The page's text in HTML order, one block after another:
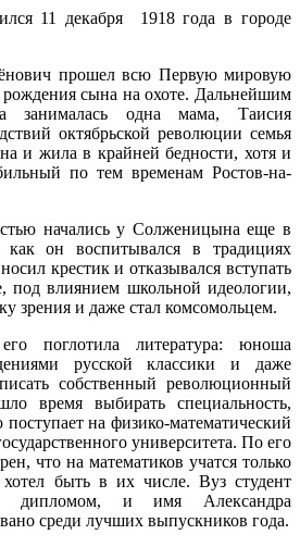
11 декабря 1918 года в городе
прошел всю Первую мировую
сына на охоте. Дальнейшим
занималась одна мама, Таисия
октябрьской революции семья
и жила в крайней бедности, хотя и
по тем временам Ростов-на-
начались у Солженицына еще в
как он воспитывался в традициях
крестик и отказывался вступать
под влиянием школьной идеологии,
зрения и даже стал комсомольцем.
поглотила литература: юноша
русской классики и даже
собственный революционный
время выбирать специальность,
на физико-математический
университета. По его
что на математиков учатся только
быть в их числе. Вуз студент
дипломом, и имя Александра
среди лучших выпускников года.